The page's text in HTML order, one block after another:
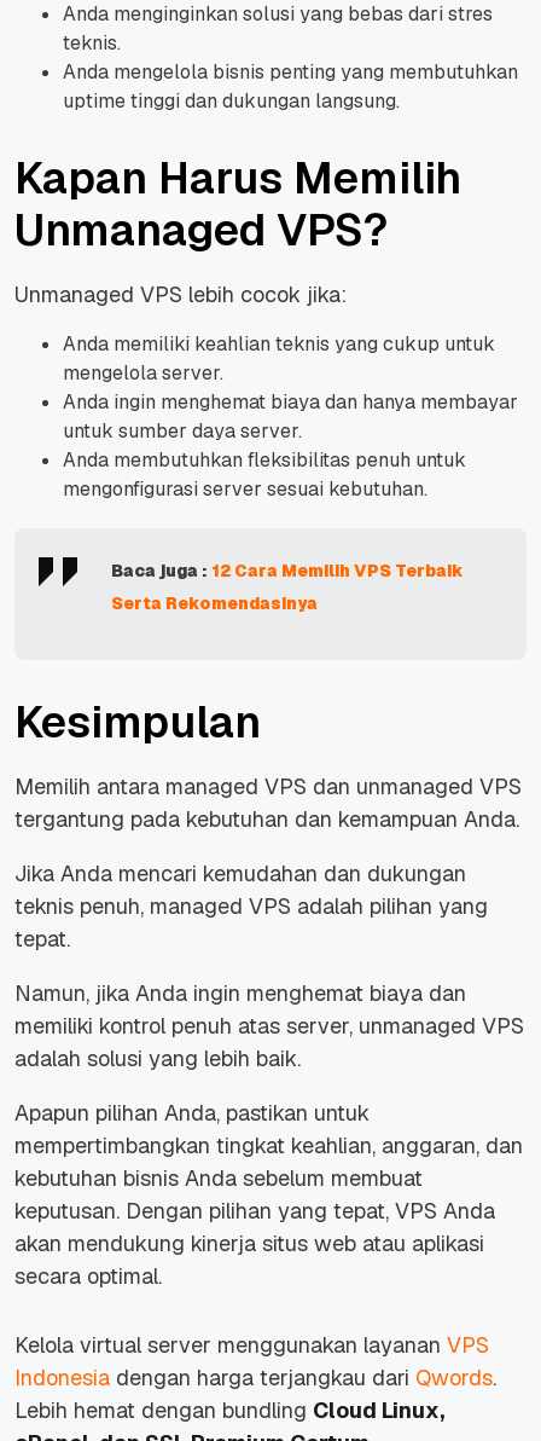
Anda menginginkan solusi yang bebas dari stres
teknis.
Anda mengelola bisnis penting yang membutuhkan
uptime tinggi dan dukungan langsung.
Kapan Harus Memilih
Unmanaged VPS?
Unmanaged VPS lebih cocok jika:
Anda memiliki keahlian teknis yang cukup untuk
mengelola server.
Anda ingin menghemat biaya dan hanya membayar
untuk sumber daya server.
Anda membutuhkan fleksibilitas penuh untuk
mengonfigurasi server sesuai kebutuhan.
Baca juga : 12 Cara Memilih VPS Terbaik
Serta Rekomendasinya
Kesimpulan
Memilih antara managed VPS dan unmanaged VPS
tergantung pada kebutuhan dan kemampuan Anda.
Jika Anda mencari kemudahan dan dukungan
teknis penuh, managed VPS adalah pilihan yang
tepat.
Namun, jika Anda ingin menghemat biaya dan
memiliki kontrol penuh atas server, unmanaged VPS
adalah solusi yang lebih baik.
Apapun pilihan Anda, pastikan untuk
mempertimbangkan tingkat keahlian, anggaran, dan
kebutuhan bisnis Anda sebelum membuat
keputusan. Dengan pilihan yang tepat, VPS Anda
akan mendukung kinerja situs web atau aplikasi
secara optimal.
Kelola virtual server menggunakan layanan VPS
Indonesia dengan harga terjangkau dari Qwords.
Lebih hemat dengan bundling Cloud Linux,